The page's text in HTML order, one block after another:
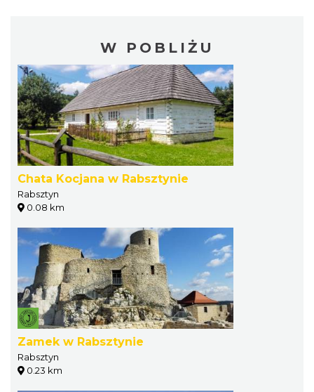
W POBLIŻU
Chata Kocjana w Rabsztynie
Rabsztyn
0.08 km
Zamek w Rabsztynie
Rabsztyn
0.23 km